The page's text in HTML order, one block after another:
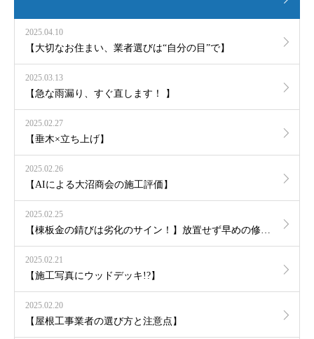
2025.04.10
【大切なお住まい、業者選びは“自分の目”で】
2025.03.13
【急な雨漏り、すぐ直します！ 】
2025.02.27
【垂木×立ち上げ】
2025.02.26
【AIによる大沼商会の施工評価】
2025.02.25
2025.02.21
【施工写真にウッドデッキ!?】
2025.02.20
【屋根工事業者の選び方と注意点】